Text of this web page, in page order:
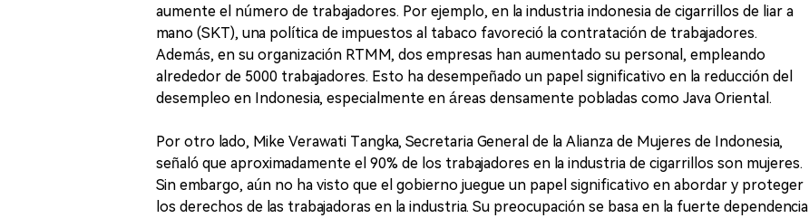
aumente el número de trabajadores. Por ejemplo, en la industria indonesia de cigarrillos de liar a
mano (SKT), una política de impuestos al tabaco favoreció la contratación de trabajadores.
Además, en su organización RTMM, dos empresas han aumentado su personal, empleando
alrededor de 5000 trabajadores. Esto ha desempeñado un papel significativo en la reducción del
desempleo en Indonesia, especialmente en áreas densamente pobladas como Java Oriental.
Por otro lado, Mike Verawati Tangka, Secretaria General de la Alianza de Mujeres de Indonesia,
señaló que aproximadamente el 90% de los trabajadores en la industria de cigarrillos son mujeres.
Sin embargo, aún no ha visto que el gobierno juegue un papel significativo en abordar y proteger
los derechos de las trabajadoras en la industria. Su preocupación se basa en la fuerte dependencia